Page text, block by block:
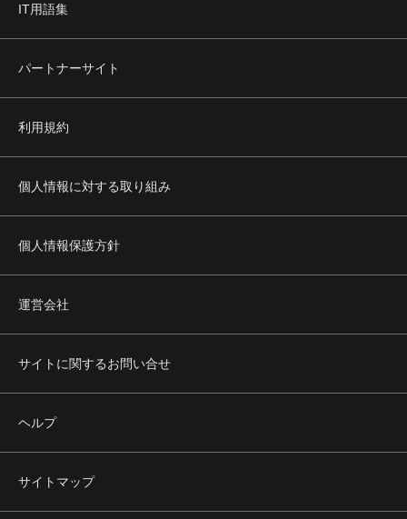
IT用語集
パートナーサイト
利用規約
個人情報に対する取り組み
個人情報保護方針
運営会社
サイトに関するお問い合せ
ヘルプ
サイトマップ